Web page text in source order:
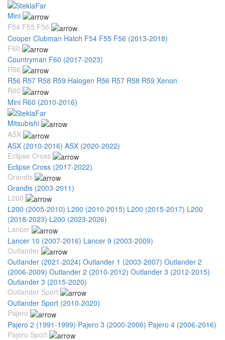
Mini
F54 F55 F56
Cooper Clubman Hatch F54 F55 F56 (2013-2018)
F60
Countryman F60 (2017-2023)
R56
R56 R57 R58 R59 Halogen R56 R57 R58 R59 Xenon
R60
Mini R60 (2010-2016)
Mitsubishi
ASX
ASX (2010-2016) ASX (2020-2022)
Eclipse Cross
Eclipse Cross (2017-2022)
Grandis
Grandis (2003-2011)
L200
L200 (2005-2010) L200 (2010-2015) L200 (2015-2017) L200
(2018-2023) L200 (2023-2026)
Lancer
Lancer 10 (2007-2016) Lancer 9 (2003-2009)
Outlander
Outlander (2021-2024) Outlander 1 (2003-2007) Outlander 2
(2006-2009) Outlander 2 (2010-2012) Outlander 3 (2012-2015)
Outlander 3 (2015-2020)
Outlander Sport
Outlander Sport (2010-2020)
Pajero
Pajero 2 (1991-1999) Pajero 3 (2000-2006) Pajero 4 (2006-2016)
Pajero Sport